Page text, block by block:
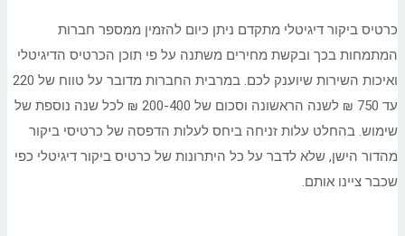
כרטיס ביקור דיגיטלי מתקדם ניתן כיום להזמין ממספר חברות
המתמחות בכך ובקשת מחירים משתנה על פי תוכן הכרטיס הדיגיטלי
ואיכות השירות שיוענק לכם. במרבית החברות מדובר על טווח של 220
עד 750 ₪ לשנה הראשונה וסכום של 200-400 ₪ לכל שנה נוספת של
שימוש. בהחלט עלות זניחה ביחס לעלות הדפסה של כרטיסי ביקור
מהדור הישן, שלא לדבר על כל היתרונות של כרטיס ביקור דיגיטלי כפי
שכבר ציינו אותם.